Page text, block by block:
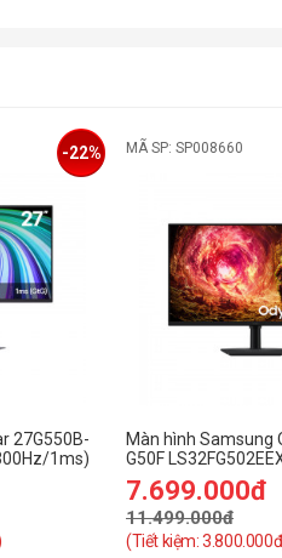
27G550B-
1ms)
-22% MÃ SP: SP008660
Màn hình Samsung
G50F
inch/QHD/IPS/
7.699.000đ
11.499.000đ
(Tiết kiệm: